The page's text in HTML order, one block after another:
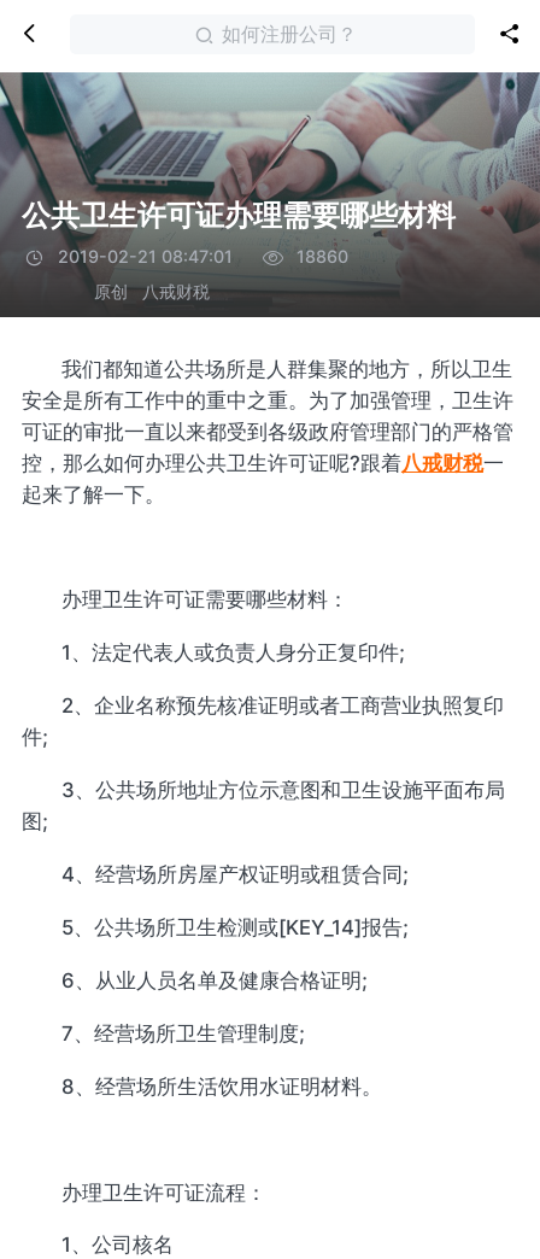
如何注册公司？
公共卫生许可证办理需要哪些材料
2019-02-21 08:47:01
18860
原创
八戒财税
我们都知道公共场所是人群集聚的地方，所以卫生
安全是所有工作中的重中之重。为了加强管理，卫生许
可证的审批一直以来都受到各级政府管理部门的严格管
控，那么如何办理公共卫生许可证呢?跟着八戒财税一
起来了解一下。
办理卫生许可证需要哪些材料：
1、法定代表人或负责人身分正复印件;
2、企业名称预先核准证明或者工商营业执照复印
件;
3、公共场所地址方位示意图和卫生设施平面布局
图;
4、经营场所房屋产权证明或租赁合同;
5、公共场所卫生检测或[KEY_14]报告;
6、从业人员名单及健康合格证明;
7、经营场所卫生管理制度;
8、经营场所生活饮用水证明材料。
办理卫生许可证流程：
1、公司核名